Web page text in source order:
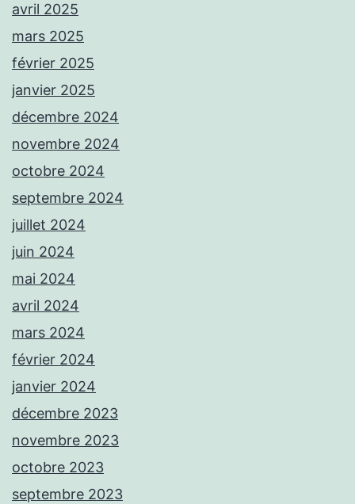
avril 2025
mars 2025
février 2025
janvier 2025
décembre 2024
novembre 2024
octobre 2024
septembre 2024
juillet 2024
juin 2024
mai 2024
avril 2024
mars 2024
février 2024
janvier 2024
décembre 2023
novembre 2023
octobre 2023
septembre 2023